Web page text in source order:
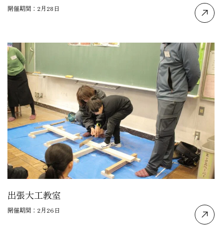
開催期間：2月28日
出張大工教室
開催期間：2月26日